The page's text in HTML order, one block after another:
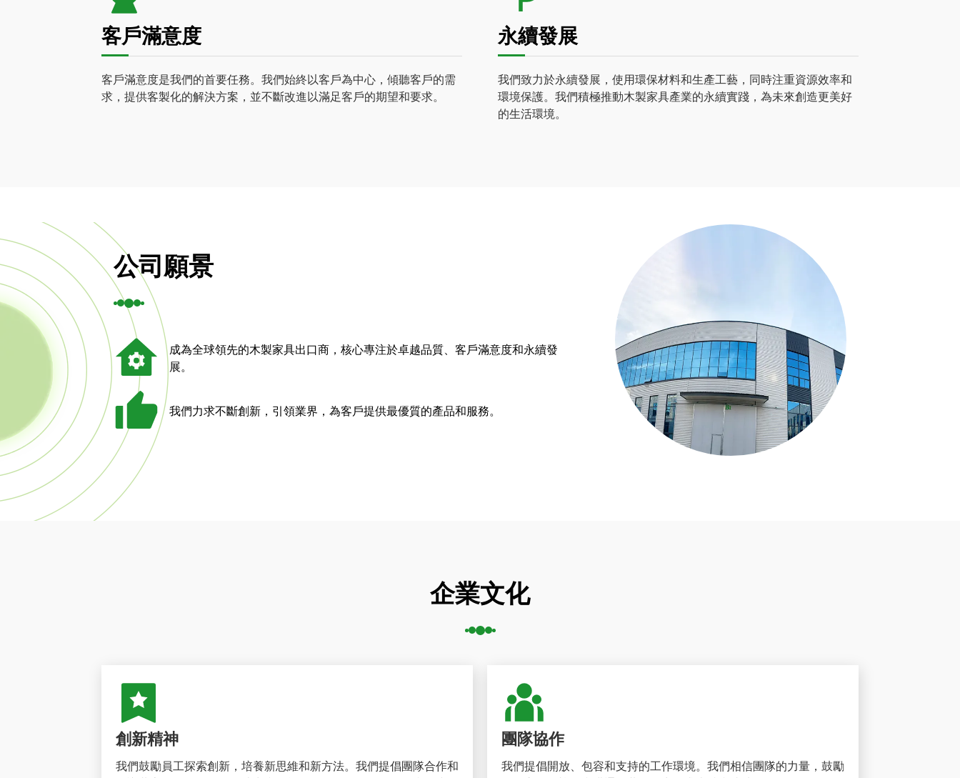
客戶滿意度
客戶滿意度是我們的首要任務。我們始終以客戶為中心，傾聽客戶的需
求，提供客製化的解決方案，並不斷改進以滿足客戶的期望和要求。
永續發展
我們致力於永續發展，使用環保材料和生產工藝，同時注重資源效率和
環境保護。我們積極推動木製家具產業的永續實踐，為未來創造更美好
的生活環境。
公司願景
成為全球領先的木製家具出口商，核心專注於卓越品質、客戶滿意度和永續發
展。
我們力求不斷創新，引領業界，為客戶提供最優質的產品和服務。
企業文化
創新精神
我們鼓勵員工探索創新，培養新思維和新方法。我們提倡團隊合作和
團隊協作
我們提倡開放、包容和支持的工作環境。我們相信團隊的力量，鼓勵